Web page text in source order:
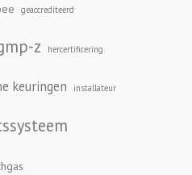
geaccrediteerd
z hercertificering
keuringen installateur